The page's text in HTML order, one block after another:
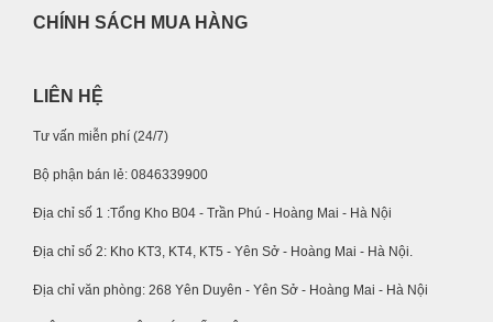
CHÍNH SÁCH MUA HÀNG
LIÊN HỆ
Tư vấn miễn phí (24/7)
Bộ phận bán lẻ: 0846339900
Địa chỉ số 1 :Tổng Kho B04 - Trần Phú - Hoàng Mai - Hà Nội
Địa chỉ số 2: Kho KT3, KT4, KT5 - Yên Sở - Hoàng Mai - Hà Nội.
Địa chỉ văn phòng: 268 Yên Duyên - Yên Sở - Hoàng Mai - Hà Nội